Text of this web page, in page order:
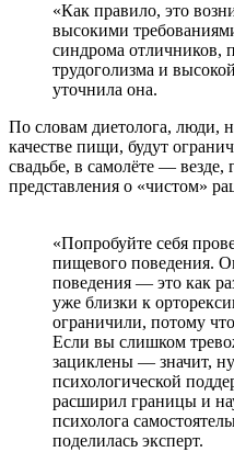
«Как правило, это
высокими
синдрома отличников,
трудоголизма и
уточнила она.
По словам диетолога, люди,
качестве пищи, будут
свадьбе, в самолёте — везде,
представления о «чистом»
«Попробуйте себя
пищевого поведения.
поведения — это как
уже близки к
ограничили, потому
Если вы слишком
зациклены — значит,
психологической
расширил границы и
психолога
поделилась эксперт.